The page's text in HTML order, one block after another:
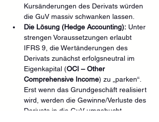
Kursänderungen des Derivats würden
die GuV massiv schwanken lassen.
Die Lösung (Hedge Accounting): Unter
strengen Voraussetzungen erlaubt
IFRS 9, die Wertänderungen des
Derivats zunächst erfolgsneutral im
Eigenkapital (OCI – Other
Comprehensive Income) zu „parken“.
Erst wenn das Grundgeschäft realisiert
wird, werden die Gewinne/Verluste des
Derivats in die GuV umgebucht.